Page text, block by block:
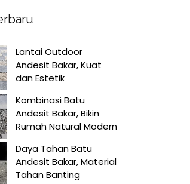
Lantai Outdoor
Andesit Bakar, Kuat
dan Estetik
Kombinasi Batu
Andesit Bakar, Bikin
Rumah Natural Modern
Daya Tahan Batu
Andesit Bakar, Material
Tahan Banting